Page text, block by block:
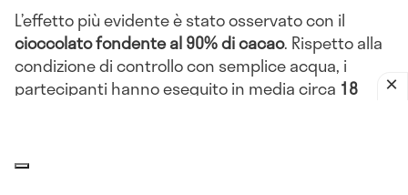
L’effetto più evidente è stato osservato con il
cioccolato fondente al 90% di cacao. Rispetto alla
condizione di controllo con semplice acqua, i
partecipanti hanno eseguito in media circa 18
stato invece di circa